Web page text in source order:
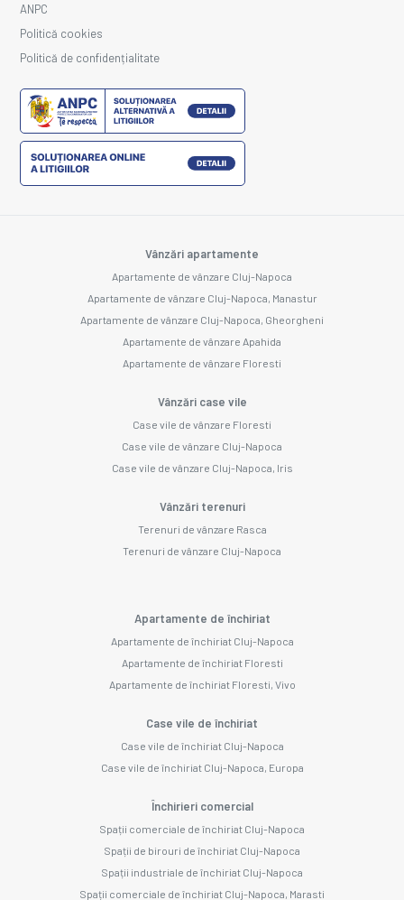
ANPC
Politică cookies
Politică de confidențialitate
Vânzări apartamente
Apartamente de vânzare Cluj-Napoca
Apartamente de vânzare Cluj-Napoca, Manastur
Apartamente de vânzare Cluj-Napoca, Gheorgheni
Apartamente de vânzare Apahida
Apartamente de vânzare Floresti
Vânzări case vile
Case vile de vânzare Floresti
Case vile de vânzare Cluj-Napoca
Case vile de vânzare Cluj-Napoca, Iris
Vânzări terenuri
Terenuri de vânzare Rasca
Terenuri de vânzare Cluj-Napoca
Apartamente de închiriat
Apartamente de închiriat Cluj-Napoca
Apartamente de închiriat Floresti
Apartamente de închiriat Floresti, Vivo
Case vile de închiriat
Case vile de închiriat Cluj-Napoca
Case vile de închiriat Cluj-Napoca, Europa
Închirieri comercial
Spații comerciale de închiriat Cluj-Napoca
Spații de birouri de închiriat Cluj-Napoca
Spații industriale de închiriat Cluj-Napoca
Spații comerciale de închiriat Cluj-Napoca, Marasti